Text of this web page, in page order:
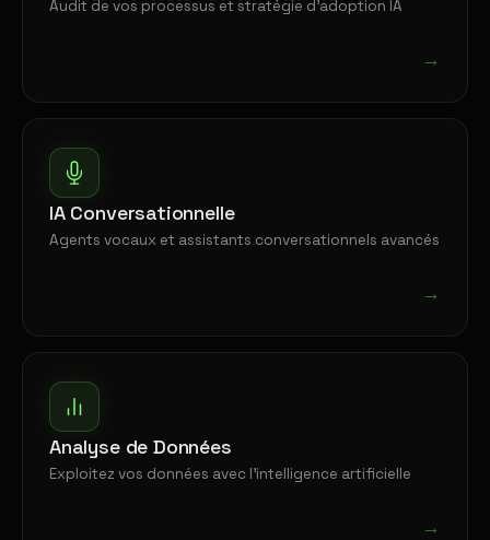
Audit de vos processus et stratégie d'adoption IA
→
IA Conversationnelle
Agents vocaux et assistants conversationnels avancés
→
Analyse de Données
Exploitez vos données avec l'intelligence artificielle
→